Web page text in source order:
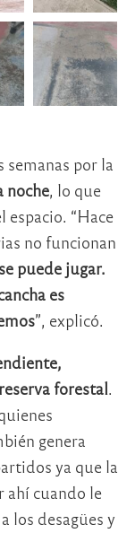
semanas por la
noche, lo que
“Hace
no funcionan
puede jugar.
es
”, explicó.
forestal.
genera
ya que la
ahí cuando le
los desagües y